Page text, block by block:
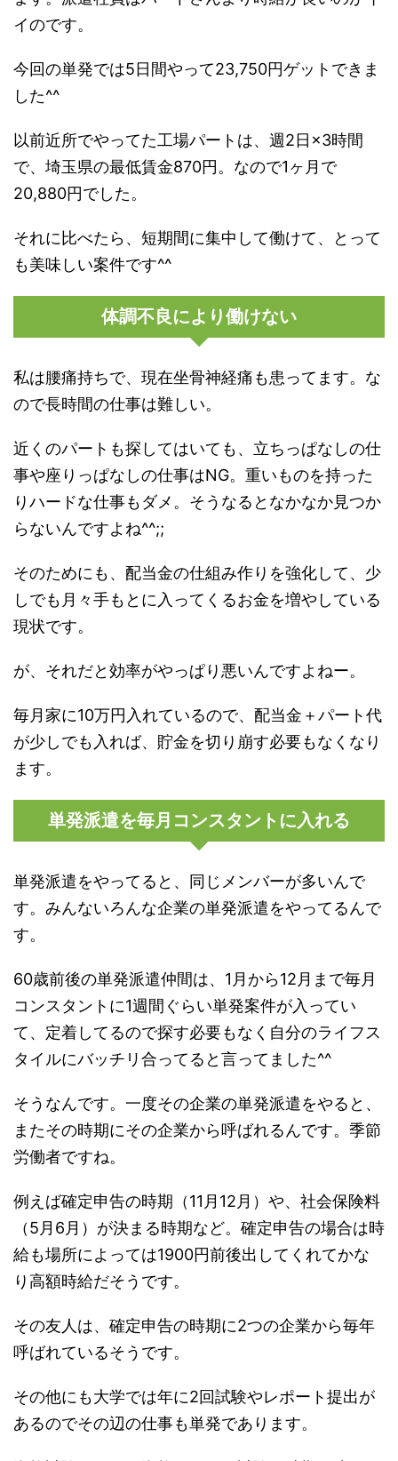
イのです。
今回の単発では5日間やって23,750円ゲットできま
した^^
以前近所でやってた工場パートは、週2日×3時間
で、埼玉県の最低賃金870円。なので1ヶ月で
20,880円でした。
それに比べたら、短期間に集中して働けて、とって
も美味しい案件です^^
体調不良により働けない
私は腰痛持ちで、現在坐骨神経痛も患ってます。な
ので長時間の仕事は難しい。
近くのパートも探してはいても、立ちっぱなしの仕
事や座りっぱなしの仕事はNG。重いものを持った
りハードな仕事もダメ。そうなるとなかなか見つか
らないんですよね^^;;
そのためにも、配当金の仕組み作りを強化して、少
しでも月々手もとに入ってくるお金を増やしている
現状です。
が、それだと効率がやっぱり悪いんですよねー。
毎月家に10万円入れているので、配当金＋パート代
が少しでも入れば、貯金を切り崩す必要もなくなり
ます。
単発派遣を毎月コンスタントに入れる
単発派遣をやってると、同じメンバーが多いんで
す。みんないろんな企業の単発派遣をやってるんで
す。
60歳前後の単発派遣仲間は、1月から12月まで毎月
コンスタントに1週間ぐらい単発案件が入ってい
て、定着してるので探す必要もなく自分のライフス
タイルにバッチリ合ってると言ってました^^
そうなんです。一度その企業の単発派遣をやると、
またその時期にその企業から呼ばれるんです。季節
労働者ですね。
例えば確定申告の時期（11月12月）や、社会保険料
（5月6月）が決まる時期など。確定申告の場合は時
給も場所によっては1900円前後出してくれてかな
り高額時給だそうです。
その友人は、確定申告の時期に2つの企業から毎年
呼ばれているそうです。
その他にも大学では年に2回試験やレポート提出が
あるのでその辺の仕事も単発であります。